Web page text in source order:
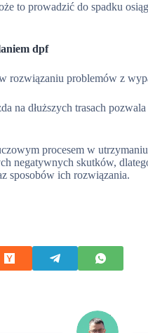
to prowadzić do spadku
dpf
rozwiązaniu problemów z
na dłuższych trasach
procesem w
negatywnych skutków,
sposobów ich rozwiązania.